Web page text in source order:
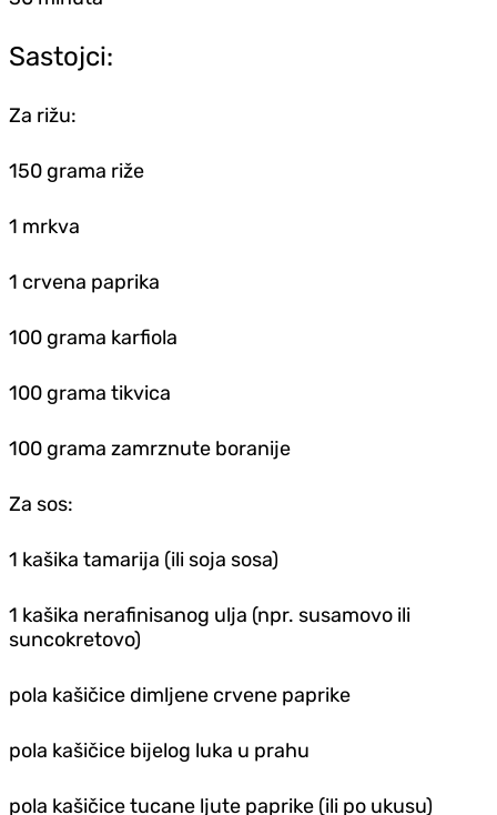
Sastojci:
Za rižu:
150 grama riže
1 mrkva
1 crvena paprika
100 grama karfiola
100 grama tikvica
100 grama zamrznute boranije
Za sos:
1 kašika tamarija (ili soja sosa)
1 kašika nerafinisanog ulja (npr. susamovo ili
suncokretovo)
pola kašičice dimljene crvene paprike
pola kašičice bijelog luka u prahu
pola kašičice tucane ljute paprike (ili po ukusu)